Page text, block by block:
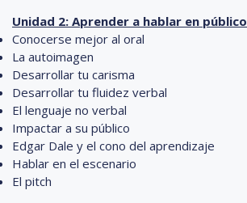
Unidad 2: Aprender a hablar en público
Conocerse mejor al oral
La autoimagen
Desarrollar tu carisma
Desarrollar tu fluidez verbal
El lenguaje no verbal
Impactar a su público
Edgar Dale y el cono del aprendizaje
Hablar en el escenario
El pitch